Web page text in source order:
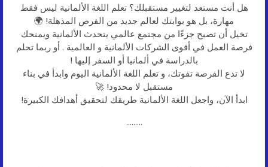
هل أنت مستعد لتغيير مستقبلك؟ تعلم اللغة الألمانية ليس فقط
مهارة، بل هو بوابتك لعالم جديد من الفرص المذهلة! 🌍
تخيل أن تصبح جزءًا من مجتمع عالمي يتحدث الألمانية ويمنحك
فرصة العمل في أقوى الشركات الألمانية و العالمية . أو ربما تحلم
بالدراسة في ألمانيا أو السفر إليها !
لا تدع الفرصة تفوتك، و تعلم اللغة الألمانية اليوم وابدأ في بناء
مستقبل لا محدود! 🚀
ابدأ الآن، واجعل اللغة الألمانية طريقك لتحقيق أهدافك الكبيرة!
.........